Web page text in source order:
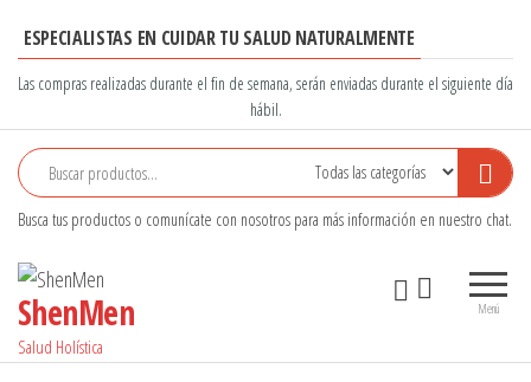
contenido
ESPECIALISTAS EN CUIDAR TU SALUD NATURALMENTE
Las compras realizadas durante el fin de semana, serán enviadas durante el siguiente día
hábil.
Busca tus productos o comunícate con nosotros para más información en nuestro chat.
ShenMen
Salud Holística
Menú